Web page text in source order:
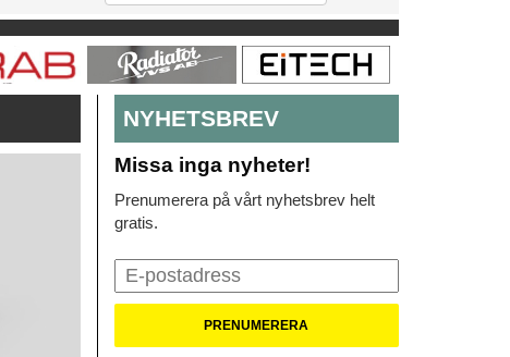
NYHETSBREV
Missa inga nyheter!
Prenumerera på vårt nyhetsbrev helt
gratis.